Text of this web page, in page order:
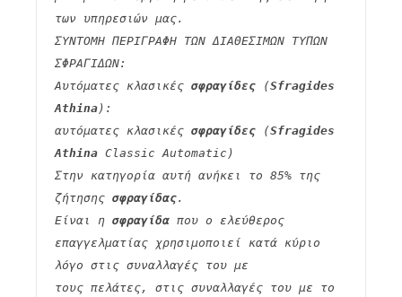
των υπηρεσιών μας.
ΣΥΝΤΟΜΗ ΠΕΡΙΓΡΑΦΗ ΤΩΝ ΔΙΑΘΕΣΙΜΩΝ ΤΥΠΩΝ
ΣΦΡΑΓΙΔΩΝ:
Αυτόματες κλασικές σφραγίδες (Sfragides
Athina ):
αυτόματες κλασικές σφραγίδες (Sfragides
Athina Classic Automatic)
Στην κατηγορία αυτή ανήκει το 85% της
ζήτησης σφραγίδας.
Είναι η σφραγίδα που ο ελεύθερος
επαγγελματίας χρησιμοποιεί κατά κύριο
λόγο στις συναλλαγές του με
τους πελάτες, στις συναλλαγές του με το